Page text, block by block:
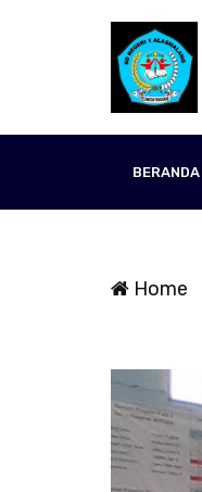
BERANDA
Home